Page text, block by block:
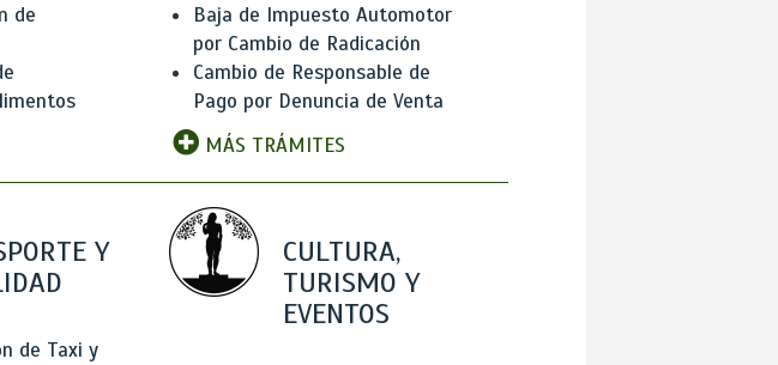
de
Baja de Impuesto Automotor
por Cambio de Radicación
Cambio de Responsable de
Pago por Denuncia de Venta
MÁS TRÁMITES
Y
de Taxi y
CULTURA,
TURISMO Y
EVENTOS